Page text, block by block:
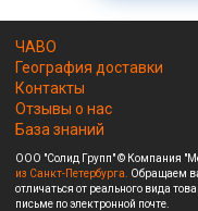
ЧАВО
География доставки
Контакты
Отзывы о нас
База знаний
ООО "Солид Групп" © Компания
из Санкт-Петербурга. Обращаем
отличаться от реального вида
письме по электронной почте.